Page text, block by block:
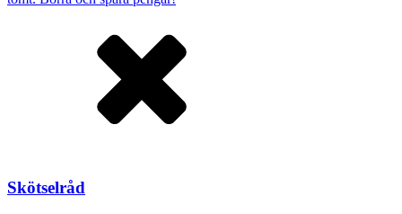
Skötselråd